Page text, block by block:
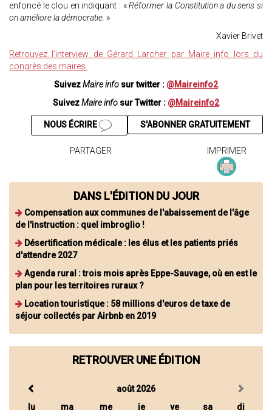
enfoncé le clou en indiquant : «Réformer la Constitution a du sens si
on améliore la démocratie. »
Xavier Brivet
Retrouvez l’interview de Gérard Larcher par Maire info lors du
congrès des maires.
SuivezMaire info sur twitter : @Maireinfo2
SuivezMaire info sur Twitter : @Maireinfo2
S'ABONNER GRATUITEMENT
NOUS ÉCRIRE
PARTAGER IMPRIMER
DANS L'ÉDITION DU JOUR
Compensation aux communes de l'abaissement de l'âge
de l'instruction : quel imbroglio !
Désertification médicale : les élus et les patients priés
d'attendre 2027
Agenda rural : trois mois après Eppe-Sauvage, où en est le
plan pour les territoires ruraux ?
Location touristique : 58 millions d'euros de taxe de
séjour collectés par Airbnb en 2019
RETROUVER UNE ÉDITION
août 2026
lu
ma me je ve sa di